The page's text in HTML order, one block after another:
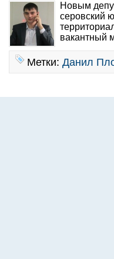
Новым
серовский
вакантный
Метки: Данил